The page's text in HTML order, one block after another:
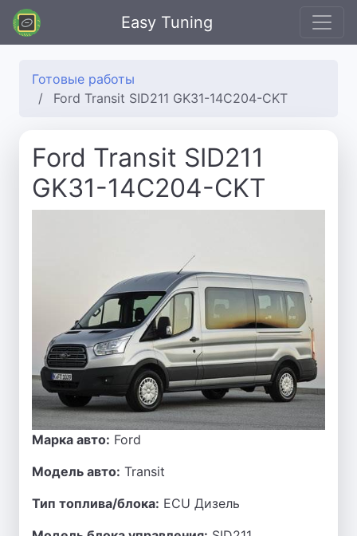
Easy Tuning
Готовые работы
Ford Transit SID211 GK31-14C204-CKT
Ford Transit SID211
GK31-14C204-CKT
Марка авто: Ford
Модель авто: Transit
Тип топлива/блока: ECU Дизель